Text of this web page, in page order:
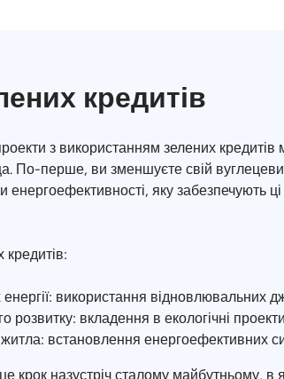
кредитів
з використанням зелених
По-перше, ви зменшуєте свій
яку забезпечують
кредитів:
використання відновлювальних
розвитку: вкладення в екологічні
встановлення енергоефективних
крок назустріч сталому майбутньому,